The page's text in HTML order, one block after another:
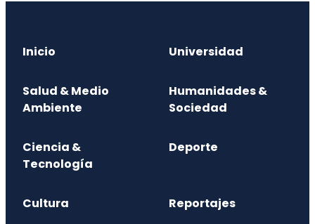
Inicio Universidad
Salud & Medio
Ambiente
Humanidades &
Sociedad
Ciencia &
Tecnología
Deporte
Cultura Reportajes